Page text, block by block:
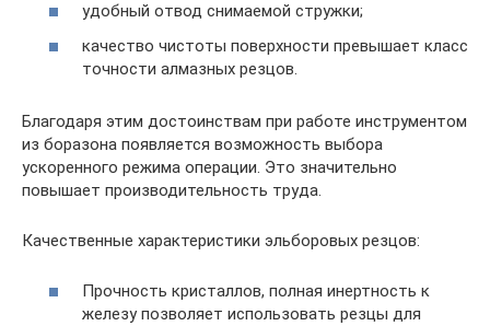
удобный отвод снимаемой стружки;
качество чистоты поверхности превышает класс
точности алмазных резцов.
Благодаря этим достоинствам при работе инструментом
из боразона появляется возможность выбора
ускоренного режима операции. Это значительно
повышает производительность труда.
Качественные характеристики эльборовых резцов:
Прочность кристаллов, полная инертность к
железу позволяет использовать резцы для